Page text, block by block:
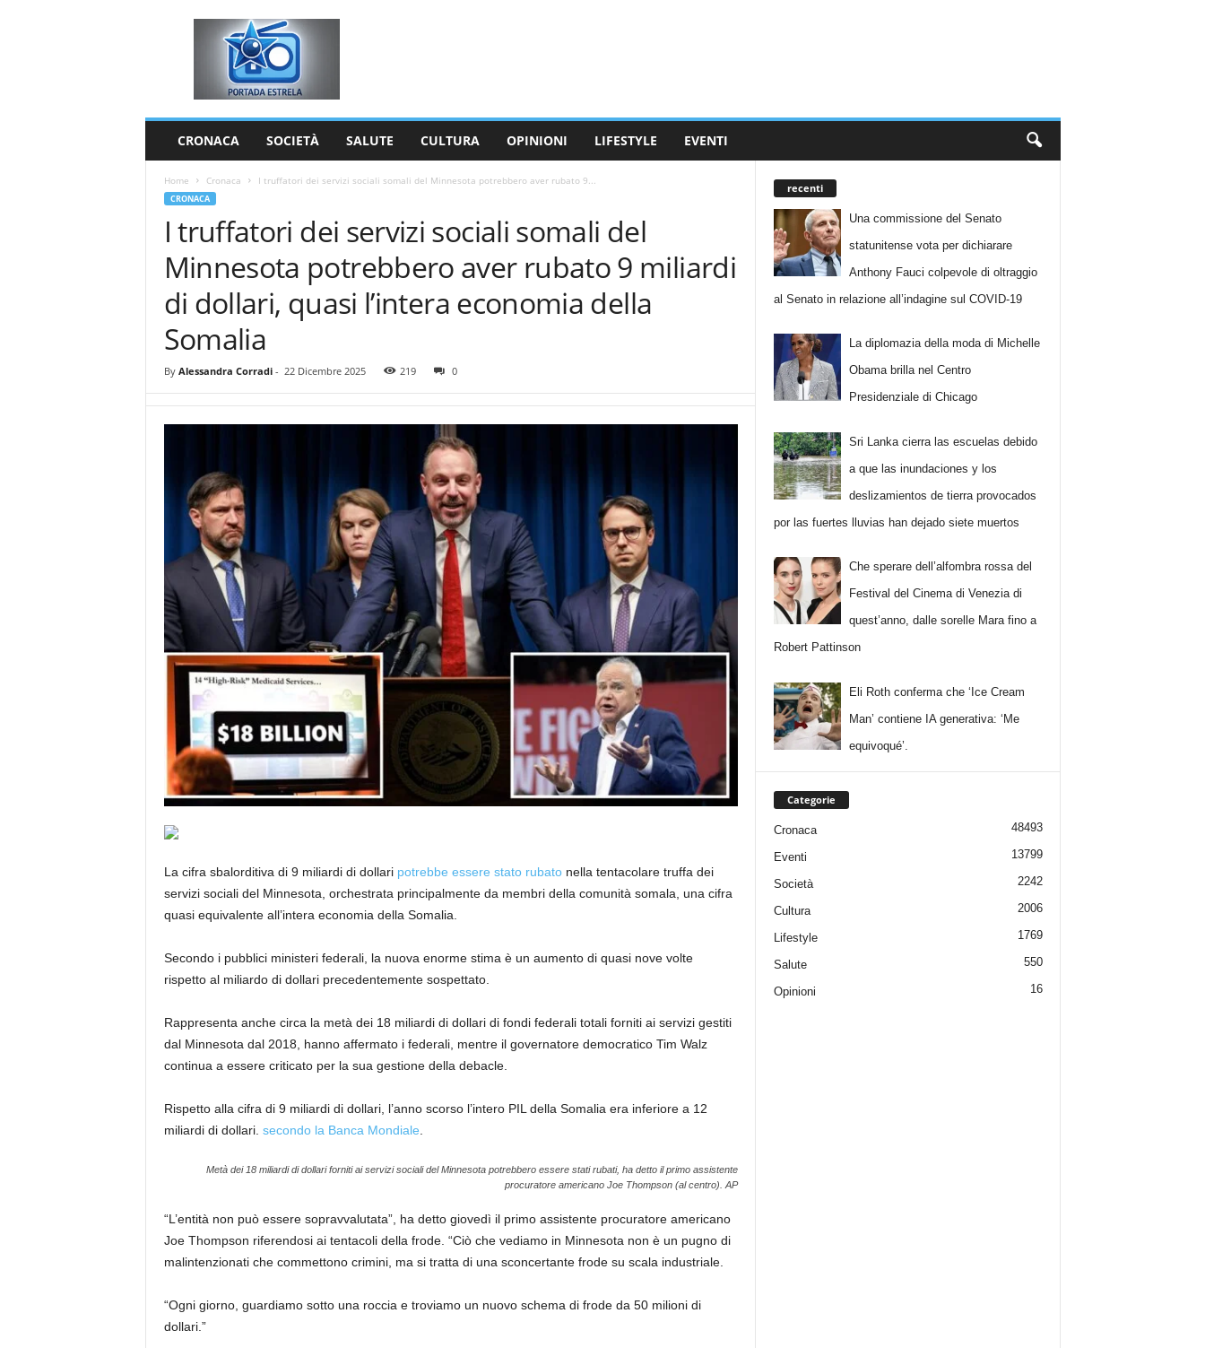
CRONACA SOCIETÀ SALUTE CULTURA OPINIONI LIFESTYLE EVENTI
Home Cronaca I truffatori dei servizi sociali somali del Minnesota potrebbero aver rubato 9...
CRONACA
I truffatori dei servizi sociali somali del
Minnesota potrebbero aver rubato 9 miliardi
di dollari, quasi l’intera economia della
Somalia
By Alessandra Corradi- 22 Dicembre 2025 219 0
La cifra sbalorditiva di 9 miliardi di dollari potrebbe essere stato rubatonella tentacolare truffa dei
servizi sociali del Minnesota, orchestrata principalmente da membri della comunità somala, una cifra
quasi equivalente all’intera economia della Somalia.
Secondo i pubblici ministeri federali, la nuova enorme stima è un aumento di quasi nove volte
rispetto al miliardo di dollari precedentemente sospettato.
Rappresenta anche circa la metà dei 18 miliardi di dollari di fondi federali totali forniti ai servizi gestiti
dal Minnesota dal 2018, hanno affermato i federali, mentre il governatore democratico Tim Walz
continua a essere criticato per la sua gestione della debacle.
Rispetto alla cifra di 9 miliardi di dollari, l’anno scorso l’intero PIL della Somalia era inferiore a 12
miliardi di dollari. secondo la Banca Mondiale
Metà dei 18 miliardi di dollari forniti ai servizi sociali del Minnesota potrebbero essere stati rubati, ha detto il primo assistente
procuratore americano Joe Thompson (al centro). AP
“L’entità non può essere sopravvalutata”, ha detto giovedì il primo assistente procuratore americano
Joe Thompson riferendosi ai tentacoli della frode. “Ciò che vediamo in Minnesota non è un pugno di
malintenzionati che commettono crimini, ma si tratta di una sconcertante frode su scala industriale.
“Ogni giorno, guardiamo sotto una roccia e troviamo un nuovo schema di frode da 50 milioni di
dollari.”
recenti
Una commissione del Senato
statunitense vota per dichiarare
Anthony Fauci colpevole di oltraggio
al Senato in relazione all’indagine sul COVID-19
La diplomazia della moda di Michelle
Obama brilla nel Centro
Presidenziale di Chicago
Sri Lanka cierra las escuelas debido
a que las inundaciones y los
deslizamientos de tierra provocados
por las fuertes lluvias han dejado siete muertos
Che sperare dell’alfombra rossa del
Festival del Cinema di Venezia di
quest’anno, dalle sorelle Mara fino a
Robert Pattinson
Eli Roth conferma che ‘Ice Cream
Man’ contiene IA generativa: ‘Me
equivoqué’.
Categorie
Cronaca 48493
Eventi 13799
Società 2242
Cultura 2006
Lifestyle 1769
Salute 550
Opinioni 16